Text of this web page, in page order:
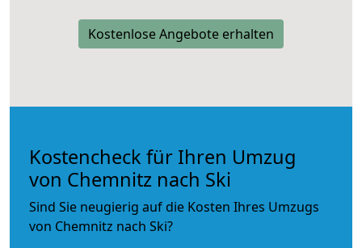
Kostenlose Angebote erhalten
Kostencheck für Ihren Umzug
von Chemnitz nach Ski
Sind Sie neugierig auf die Kosten Ihres Umzugs
von Chemnitz nach Ski?